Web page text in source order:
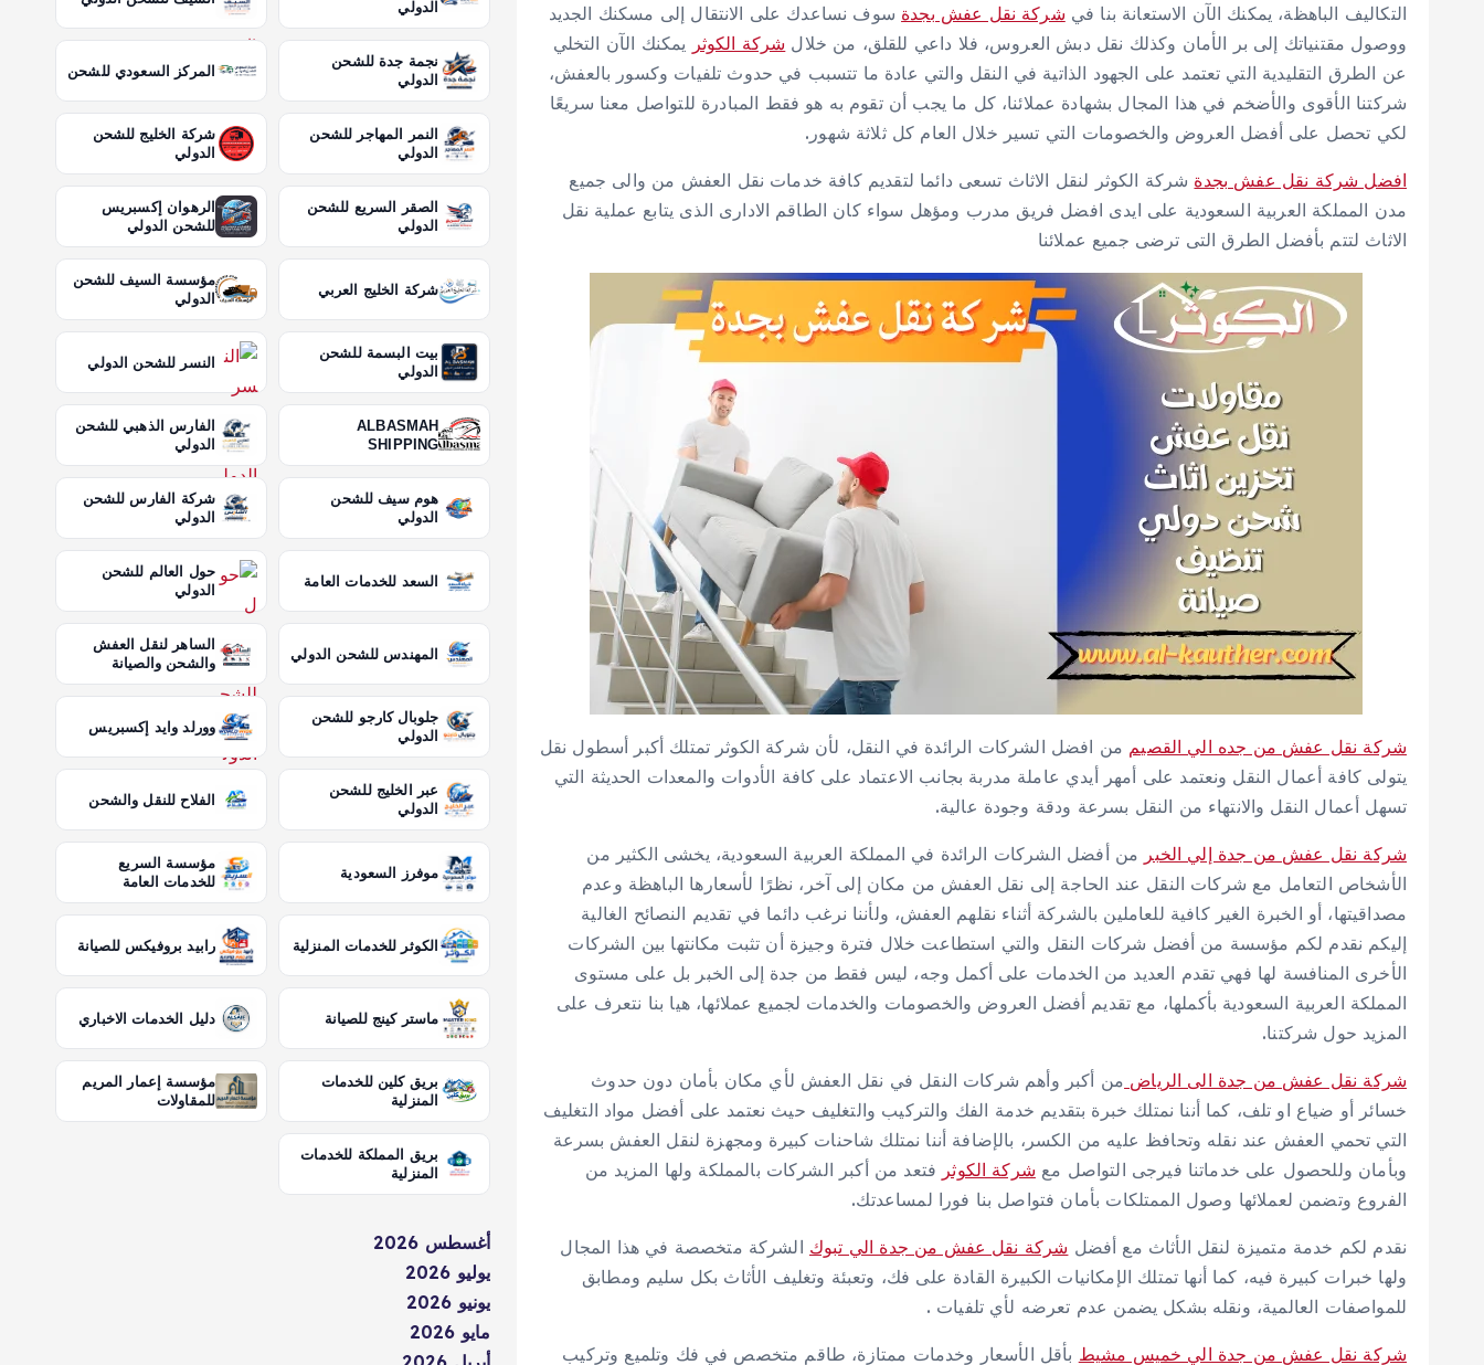
التكاليف الباهظة، يمكنك الآن الاستعانة بنا في شركة نقل عفش بجدة سوف نساعدك على الانتقال إلى مسكنك الجديد
ووصول مقتنياتك إلى بر الأمان وكذلك نقل دبش العروس، فلا داعي للقلق، من خلال شركة الكوثر يمكنك الآن التخلي
عن الطرق التقليدية التي تعتمد على الجهود الذاتية في النقل والتي عادة ما تتسبب في حدوث تلفيات وكسور بالعفش،
شركتنا الأقوى والأضخم في هذا المجال بشهادة عملائنا، كل ما يجب أن تقوم به هو فقط المبادرة للتواصل معنا سريعًا
لكي تحصل على أفضل العروض والخصومات التي تسير خلال العام كل ثلاثة شهور.
افضل شركة نقل عفش بجدة شركة الكوثر لنقل الاثاث تسعى دائما لتقديم كافة خدمات نقل العفش من والى جميع
مدن المملكة العربية السعودية على ايدى افضل فريق مدرب ومؤهل سواء كان الطاقم الادارى الذى يتابع عملية نقل
الاثاث لتتم بأفضل الطرق التى ترضى جميع عملائنا
شركة نقل عفش من جده الي القصيم من افضل الشركات الرائدة في النقل، لأن شركة الكوثر تمتلك أكبر أسطول نقل
يتولى كافة أعمال النقل ونعتمد على أمهر أيدي عاملة مدربة بجانب الاعتماد على كافة الأدوات والمعدات الحديثة التي
تسهل أعمال النقل والانتهاء من النقل بسرعة ودقة وجودة عالية.
شركة نقل عفش من جدة إلي الخبر من أفضل الشركات الرائدة في المملكة العربية السعودية، يخشى الكثير من
الأشخاص التعامل مع شركات النقل عند الحاجة إلى نقل العفش من مكان إلى آخر، نظرًا لأسعارها الباهظة وعدم
مصداقيتها، أو الخبرة الغير كافية للعاملين بالشركة أثناء نقلهم العفش، ولأننا نرغب دائما في تقديم النصائح الغالية
إليكم نقدم لكم مؤسسة من أفضل شركات النقل والتي استطاعت خلال فترة وجيزة أن تثبت مكانتها بين الشركات
الأخرى المنافسة لها فهي تقدم العديد من الخدمات على أكمل وجه، ليس فقط من جدة إلى الخبر بل على مستوى
المملكة العربية السعودية بأكملها، مع تقديم أفضل العروض والخصومات والخدمات لجميع عملائها، هيا بنا نتعرف على
المزيد حول شركتنا.
شركة نقل عفش من جدة الى الرياض من أكبر وأهم شركات النقل في نقل العفش لأي مكان بأمان دون حدوث
خسائر أو ضياع او تلف، كما أننا نمتلك خبرة بتقديم خدمة الفك والتركيب والتغليف حيث نعتمد على أفضل مواد التغليف
التي تحمي العفش عند نقله وتحافظ عليه من الكسر، بالإضافة أننا نمتلك شاحنات كبيرة ومجهزة لنقل العفش بسرعة
وبأمان وللحصول على خدماتنا فيرجى التواصل مع شركة الكوثر فتعد من أكبر الشركات بالمملكة ولها المزيد من
الفروع وتضمن لعملائها وصول الممتلكات بأمان فتواصل بنا فورا لمساعدتك.
نقدم لكم خدمة متميزة لنقل الأثاث مع أفضل شركة نقل عفش من جدة الي تبوك الشركة متخصصة في هذا المجال
ولها خبرات كبيرة فيه، كما أنها تمتلك الإمكانيات الكبيرة القادة على فك، وتعبئة وتغليف الأثاث بكل سليم ومطابق
للمواصفات العالمية، ونقله بشكل يضمن عدم تعرضه لأي تلفيات .
شركة نقل عفش من جدة الي خميس مشيط بأقل الأسعار وخدمات ممتازة، طاقم متخصص في فك وتلميع وتركيب
الدولي
نجمة جدة للشحن
الدولي
المركز السعودي للشحن
النمر المهاجر للشحن
الدولي
شركة الخليج للشحن
الدولي
الصقر السريع للشحن
الدولي
الرهوان إكسبريس
للشحن الدولي
شركة الخليج العربي
مؤسسة السيف للشحن
الدولي
بيت البسمة للشحن
الدولي
النسر للشحن الدولي
ALBASMAH
SHIPPING
الفارس الذهبي للشحن
الدولي
هوم سيف للشحن
الدولي
شركة الفارس للشحن
الدولي
السعد للخدمات العامة
حول العالم للشحن
الدولي
المهندس للشحن الدولي
الساهر لنقل العفش
والشحن والصيانة
جلوبال كارجو للشحن
الدولي
وورلد وايد إكسبريس
عبر الخليج للشحن
الدولي
الفلاح للنقل والشحن
موفرز السعودية
مؤسسة السريع
للخدمات العامة
الكوثر للخدمات المنزلية رابيد بروفيكس للصيانة
ماستر كينج للصيانة دليل الخدمات الاخباري
بريق كلين للخدمات
المنزلية
مؤسسة إعمار المريم
للمقاولات
بريق المملكة للخدمات
المنزلية
أغسطس 2026
يوليو 2026
يونيو 2026
مايو 2026